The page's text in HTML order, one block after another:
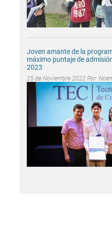
Joven amante de la
máximo puntaje de
2023
25 de Noviembre 2022 Por: